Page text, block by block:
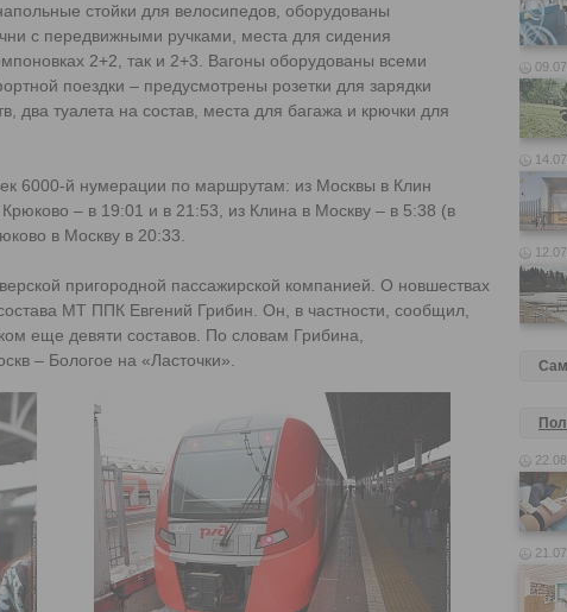
стойки для велосипедов, оборудованы
с передвижными ручками, места для сидения
2+2, так и 2+3. Вагоны оборудованы всеми
поездки – предусмотрены розетки для зарядки
два туалета на состав, места для багажа и крючки для
6000-й нумерации по маршрутам: из Москвы в Клин
– в 19:01 и в 21:53, из Клина в Москву – в 5:38 (в
в Москву в 20:33.
пригородной пассажирской компанией. О новшествах
МТ ППК Евгений Грибин. Он, в частности, сообщил,
еще девяти составов. По словам Грибина,
– Бологое на «Ласточки».